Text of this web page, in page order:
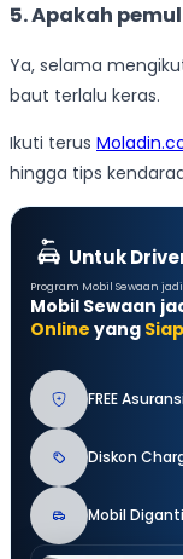
5. Apakah
Ya, selama
baut terlalu keras.
Ikuti terus
hingga tips
Untuk
Program Mobil Sewaan
Mobil Sewaan
Online yang
FREE
Diskon
Mobil